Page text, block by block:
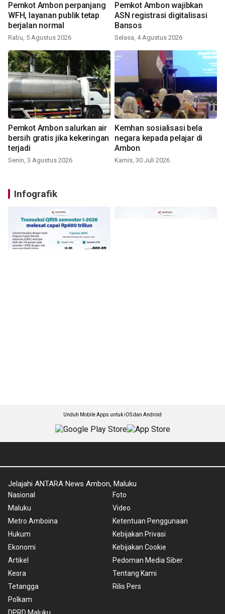
Pemkot Ambon perpanjang
WFH, layanan publik tetap
berjalan normal
Rabu, 5 Agustus 2026
Pemkot Ambon wajibkan
ASN registrasi digitalisasi
Bansos
Selasa, 4 Agustus 2026
Pemkot Ambon salurkan air
bersih gratis jika kekeringan
terjadi
Senin, 3 Agustus 2026
Kemhan sosialisasi bela
negara kepada pelajar di
Ambon
Kamis, 30 Juli 2026
Infografik
Unduh Mobile Apps untuk iOS dan Android
Jelajahi ANTARA News Ambon, Maluku
Nasional
Maluku
Metro Amboina
Hukum
Ekonomi
Artikel
Kesra
Tetangga
Polkam
Foto
Video
Ketentuan Penggunaan
Kebijakan Privasi
Kebijakan Cookie
Pedoman Media Siber
Tentang Kami
Rilis Pers